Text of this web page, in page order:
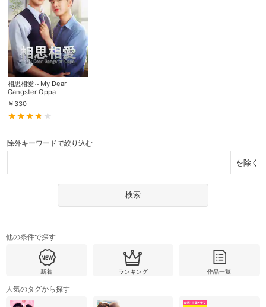
相思相愛～My Dear
Gangster Oppa
￥ 330
除外キーワードで絞り込む
を除く
他の条件で探す
新着 ランキング 作品一覧
人気のタグから探す